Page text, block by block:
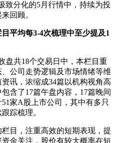
致分化的5月行情中，持续为投
回顾。
平均每3-4次梳理中至少提及1
盘共18个交易日中，本栏目重
公司走势逻辑及市场情绪等维
讯，浓缩成34篇以机构视角高
含了17篇午盘内容，17篇晚间
家A股上市公司，其中有多只
踪梳理。
目，注重高效的短期表现，提
金关注，股价有较大概率在短